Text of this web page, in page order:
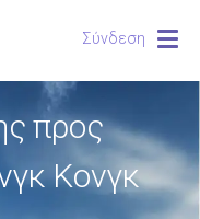
Σύνδεση
προς
Κονγκ